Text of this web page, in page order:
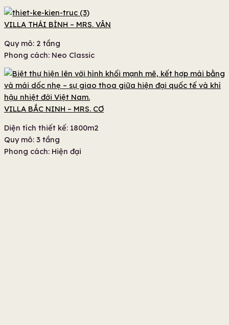
VILLA THÁI BÌNH – MRS. VÂN
Quy mô: 2 tầng
Phong cách: Neo Classic
VILLA BẮC NINH – MRS. CƠ
Diện tích thiết kế: 1800m2
Quy mô: 3 tầng
Phong cách: Hiện đại